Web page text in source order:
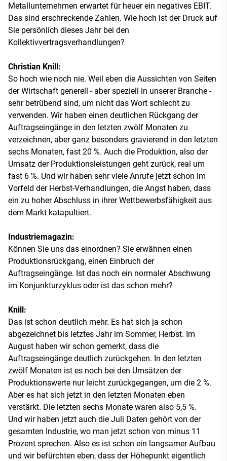
Metallunternehmen erwartet für heuer ein negatives EBIT.
Das sind erschreckende Zahlen. Wie hoch ist der Druck auf
Sie persönlich dieses Jahr bei den
Kollektivvertragsverhandlungen?
Christian Knill:
So hoch wie noch nie. Weil eben die Aussichten von Seiten
der Wirtschaft generell - aber speziell in unserer Branche -
sehr betrübend sind, um nicht das Wort schlecht zu
verwenden. Wir haben einen deutlichen Rückgang der
Auftragseingänge in den letzten zwölf Monaten zu
verzeichnen, aber ganz besonders gravierend in den letzten
sechs Monaten, fast 20 %. Auch die Produktion, also der
Umsatz der Produktionsleistungen geht zurück, real um
fast 6 %. Und wir haben sehr viele Anrufe jetzt schon im
Vorfeld der Herbst-Verhandlungen, die Angst haben, dass
ein zu hoher Abschluss in ihrer Wettbewerbsfähigkeit aus
dem Markt katapultiert.
Industriemagazin:
Können Sie uns das einordnen? Sie erwähnen einen
Produktionsrückgang, einen Einbruch der
Auftragseingänge. Ist das noch ein normaler Abschwung
im Konjunkturzyklus oder ist das schon mehr?
Knill:
Das ist schon deutlich mehr. Es hat sich ja schon
abgezeichnet bis letztes Jahr im Sommer, Herbst. Im
August haben wir schon gemerkt, dass die
Auftragseingänge deutlich zurückgehen. In den letzten
zwölf Monaten ist es noch bei den Umsätzen der
Produktionswerte nur leicht zurückgegangen, um die 2 %.
Aber es hat sich jetzt in den letzten Monaten eben
verstärkt. Die letzten sechs Monate waren also 5,5 %.
Und wir haben jetzt auch die Juli Daten gehört von der
gesamten Industrie, wo man jetzt schon von minus 11
Prozent sprechen. Also es ist schon ein langsamer Aufbau
und wir befürchten eben, dass der Höhepunkt eigentlich